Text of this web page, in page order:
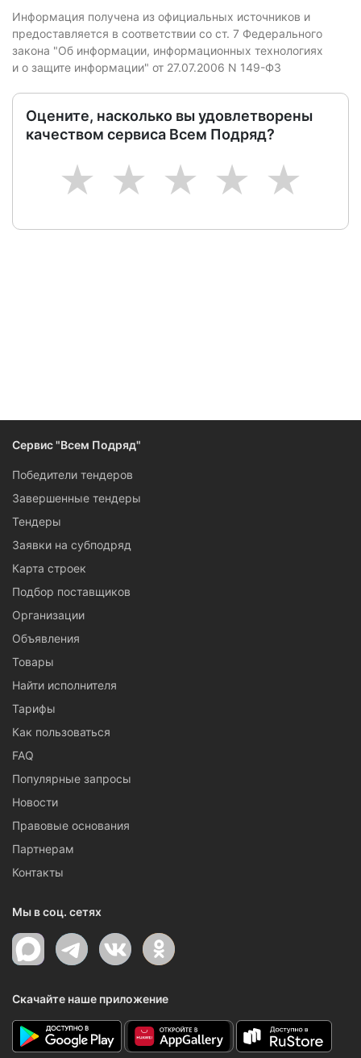
Информация получена из официальных источников и
предоставляется в соответствии со ст. 7 Федерального
закона "Об информации, информационных технологиях
и о защите информации" от 27.07.2006 N 149-ФЗ
Оцените, насколько вы удовлетворены
качеством сервиса Всем Подряд?
5
4
3
2
1
Сервис "Всем Подряд"
Победители тендеров
Завершенные тендеры
Тендеры
Заявки на субподряд
Карта строек
Подбор поставщиков
Организации
Объявления
Товары
Найти исполнителя
Тарифы
Как пользоваться
FAQ
Популярные запросы
Новости
Правовые основания
Партнерам
Контакты
Мы в соц. сетях
Скачайте наше приложение